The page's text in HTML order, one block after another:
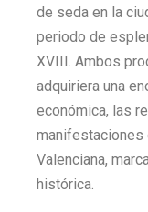
de seda en la
periodo de
XVIII. Ambos
adquiriera una
económica, las
manifestaciones
Valenciana,
histórica.